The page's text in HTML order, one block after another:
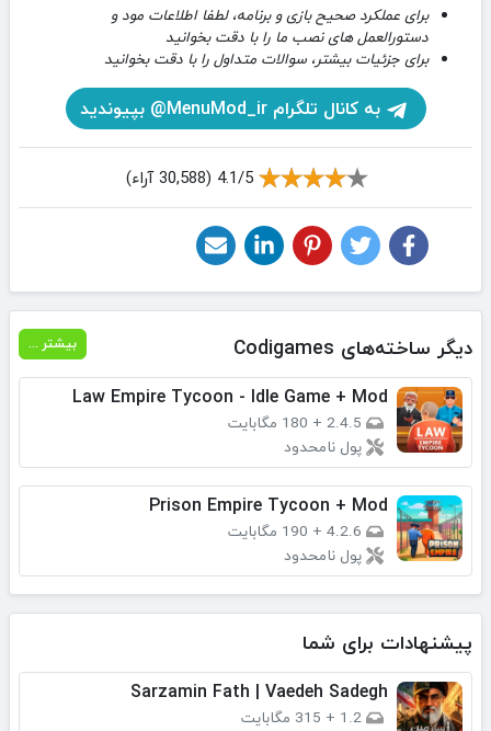
برای عملکرد صحیح بازی و برنامه، لطفا اطلاعات مود و
دستورالعمل های نصب ما را با دقت بخوانید
برای جزئیات بیشتر، سوالات متداول را با دقت بخوانید
به کانال تلگرام MenuMod_ir@ بپیوندید
4.1/5 (30,588 آراء)
دیگر ساخته‌های Codigames بیشتر ...
Law Empire Tycoon - Idle Game + Mod
2.4.5
+ 180 مگابایت
پول نامحدود
Prison Empire Tycoon + Mod
4.2.6
+ 190 مگابایت
پول نامحدود
پیشنهادات برای شما
Sarzamin Fath | Vaedeh Sadegh
1.2
+ 315 مگابایت